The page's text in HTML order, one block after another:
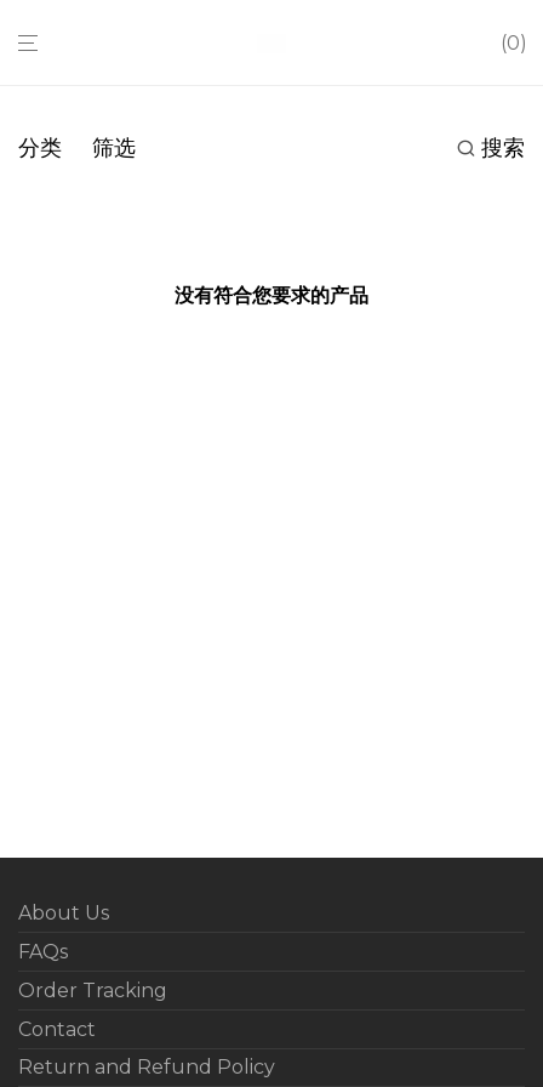
0
分类 筛选 搜索
没有符合您要求的产品
About Us
FAQs
Order Tracking
Contact
Return and Refund Policy